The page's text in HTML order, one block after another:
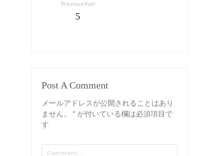
Previous Post
5
Post A Comment
メールアドレスが公開されることはあり
ません。
* が付いている欄は必須項目で
す